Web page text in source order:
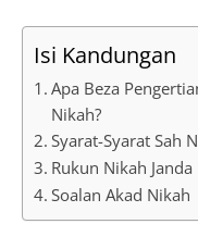
Isi Kandungan
Apa Beza
Nikah?
Syarat-Syarat Sah
Rukun Nikah Janda
Soalan Akad Nikah